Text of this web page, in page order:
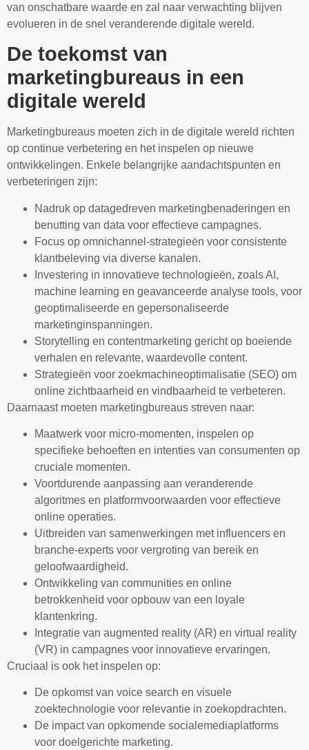
van onschatbare waarde en zal naar verwachting blijven
evolueren in de snel veranderende digitale wereld.
De toekomst van
marketingbureaus in een
digitale wereld
Marketingbureaus moeten zich in de digitale wereld richten
op continue verbetering en het inspelen op nieuwe
ontwikkelingen. Enkele belangrijke aandachtspunten en
verbeteringen zijn:
Nadruk op datagedreven marketingbenaderingen en
benutting van data voor effectieve campagnes.
Focus op omnichannel-strategieën voor consistente
klantbeleving via diverse kanalen.
Investering in innovatieve technologieën, zoals AI,
machine learning en geavanceerde analyse tools, voor
geoptimaliseerde en gepersonaliseerde
marketinginspanningen.
Storytelling en contentmarketing gericht op boeiende
verhalen en relevante, waardevolle content.
Strategieën voor zoekmachineoptimalisatie (SEO) om
online zichtbaarheid en vindbaarheid te verbeteren.
Daarnaast moeten marketingbureaus streven naar:
Maatwerk voor micro-momenten, inspelen op
specifieke behoeften en intenties van consumenten op
cruciale momenten.
Voortdurende aanpassing aan veranderende
algoritmes en platformvoorwaarden voor effectieve
online operaties.
Uitbreiden van samenwerkingen met influencers en
branche-experts voor vergroting van bereik en
geloofwaardigheid.
Ontwikkeling van communities en online
betrokkenheid voor opbouw van een loyale
klantenkring.
Integratie van augmented reality (AR) en virtual reality
(VR) in campagnes voor innovatieve ervaringen.
Cruciaal is ook het inspelen op:
De opkomst van voice search en visuele
zoektechnologie voor relevantie in zoekopdrachten.
De impact van opkomende socialemediaplatforms
voor doelgerichte marketing.